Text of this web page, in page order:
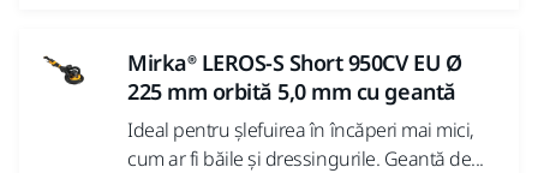
Mirka® LEROS-S Short 950CV EU Ø
225 mm orbită 5,0 mm cu geantă
Ideal pentru șlefuirea în încăperi mai mici,
cum ar fi băile și dressingurile. Geantă de...